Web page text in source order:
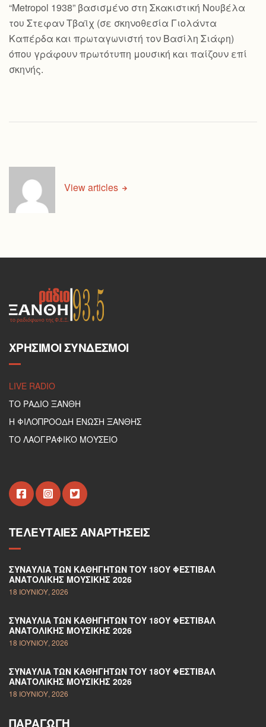
“Metropol 1938” βασισμένο στη Σκακιστική Νουβέλα
του Στεφαν Τβαϊχ (σε σκηνοθεσία Γιολάντα
Καπέρδα και πρωταγωνιστή τον Βασίλη Σιάφη)
όπου γράφουν πρωτότυπη μουσική και παίζουν επί
σκηνής.
View articles
ΧΡΉΣΙΜΟΙ ΣΎΝΔΕΣΜΟΙ
LIVE RADIO
ΤΟ ΡΑΔΙΟ ΞΑΝΘΗ
Η ΦΙΛΟΠΡΟΟΔΗ ΕΝΩΣΗ ΞΑΝΘΗΣ
ΤΟ ΛΑΟΓΡΑΦΙΚΟ ΜΟΥΣΕΙΟ
ΤΕΛΕΥΤΑΊΕΣ ΑΝΑΡΤΉΣΕΙΣ
ΣΥΝΑΥΛΊΑ ΤΩΝ ΚΑΘΗΓΗΤΏΝ ΤΟΥ 18ΟΥ ΦΕΣΤΙΒΆΛ
ΑΝΑΤΟΛΙΚΉΣ ΜΟΥΣΙΚΉΣ 2026
18 ΙΟΥΝΊΟΥ, 2026
ΣΥΝΑΥΛΊΑ ΤΩΝ ΚΑΘΗΓΗΤΏΝ ΤΟΥ 18ΟΥ ΦΕΣΤΙΒΆΛ
ΑΝΑΤΟΛΙΚΉΣ ΜΟΥΣΙΚΉΣ 2026
18 ΙΟΥΝΊΟΥ, 2026
ΣΥΝΑΥΛΊΑ ΤΩΝ ΚΑΘΗΓΗΤΏΝ ΤΟΥ 18ΟΥ ΦΕΣΤΙΒΆΛ
ΑΝΑΤΟΛΙΚΉΣ ΜΟΥΣΙΚΉΣ 2026
18 ΙΟΥΝΊΟΥ, 2026
ΠΑΡΑΓΩΓΉ